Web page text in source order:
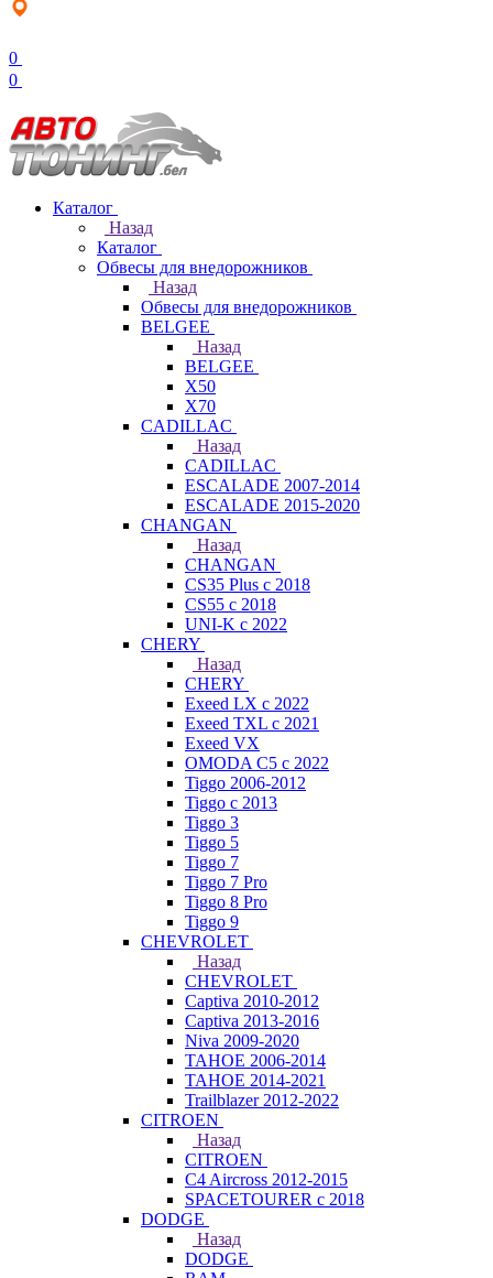
0
0
Каталог
Назад
Каталог
Обвесы для внедорожников
Назад
Обвесы для внедорожников
BELGEE
Назад
BELGEE
X50
X70
CADILLAC
Назад
CADILLAC
ESCALADE 2007-2014
ESCALADE 2015-2020
CHANGAN
Назад
CHANGAN
CS35 Plus с 2018
CS55 с 2018
UNI-K с 2022
CHERY
Назад
CHERY
Exeed LX с 2022
Exeed TXL с 2021
Exeed VX
OMODA C5 с 2022
Tiggo 2006-2012
Tiggo с 2013
Tiggo 3
Tiggo 5
Tiggo 7
Tiggo 7 Pro
Tiggo 8 Pro
Tiggo 9
CHEVROLET
Назад
CHEVROLET
Captiva 2010-2012
Captiva 2013-2016
Niva 2009-2020
TAHOE 2006-2014
TAHOE 2014-2021
Trailblazer 2012-2022
CITROEN
Назад
CITROEN
C4 Aircross 2012-2015
SPACETOURER с 2018
DODGE
Назад
DODGE